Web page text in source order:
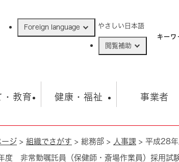
Foreign language やさしい日本語
閲覧補助
キーワ
住民票・戸籍
・教育
子育て
健康・福祉
福祉・健康・生活
事業者
入札・契
観光 観光ス
市の概要
ージ > 組織でさがす > 総務部 > 人事課 > 平成28
度 非常勤嘱託員（保健師・斎場作業員）採用試